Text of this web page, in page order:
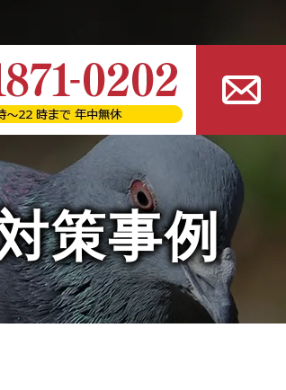
策事例